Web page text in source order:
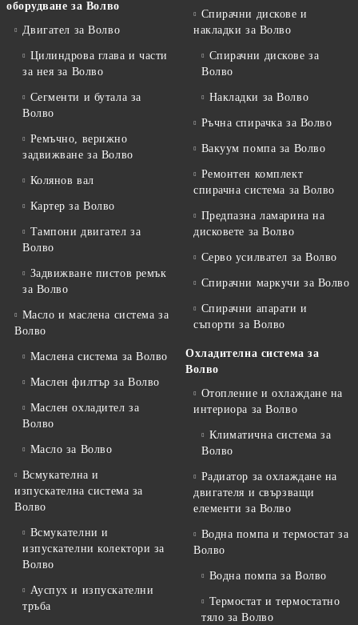
оборудване за Волво
Двигател за Волво
Цилиндрова глава и части
за нея за Волво
Сегменти и бутала за
Волво
Ремъчно, верижно
задвижване за Волво
Колянов вал
Картер за Волво
Тампони двигател за
Волво
Задвижване пистов ремък
за Волво
Масло и маслена система за
Волво
Маслена система за Волво
Маслен филтър за Волво
Маслен охладител за
Волво
Масло за Волво
Всмукателна и
изпускателна система за
Волво
Всмукателни и
изпускателни колектори за
Волво
Ауспух и изпускателни
тръба
Спирачни дискове и
накладки за Волво
Спирачни дискове за
Волво
Накладки за Волво
Ръчна спирачка за Волво
Вакуум помпа за Волво
Ремонтен комплект
спирачна система за Волво
Предпазна ламарина на
дисковете за Волво
Серво усилвател за Волво
Спирачни маркучи за Волво
Спирачни апарати и
съпорти за Волво
Охладителна система за
Волво
Отопление и охлаждане на
интериора за Волво
Климатична система за
Волво
Радиатор за охлаждане на
двигателя и свързващи
елементи за Волво
Водна помпа и термостат за
Волво
Водна помпа за Волво
Термостат и термостатно
тяло за Волво